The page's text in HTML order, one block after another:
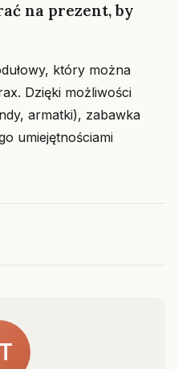
na prezent, by
który można
Dzięki możliwości
armatki), zabawka
umiejętnościami